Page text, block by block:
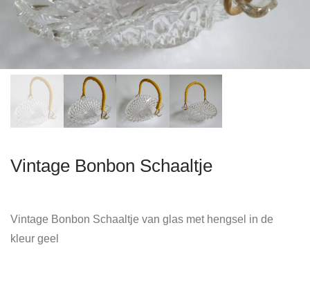
Vintage Bonbon Schaaltje
Vintage Bonbon Schaaltje van glas met hengsel in de
kleur geel